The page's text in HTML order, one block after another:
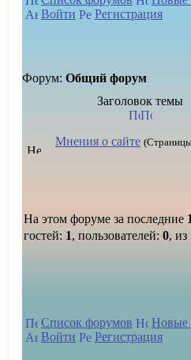
Войти
Регистрация
Форум: Общий форум
Заголовок темы
Мнения о сайте
На этом форуме за последние
гостей: 1, пользователей: 0,
Список форумов Новые
Войти
Регистрация